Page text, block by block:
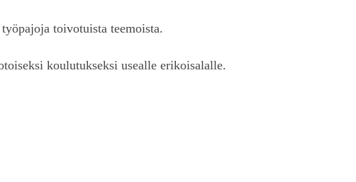
toivotuista teemoista.
koulutukseksi usealle erikoisalalle.